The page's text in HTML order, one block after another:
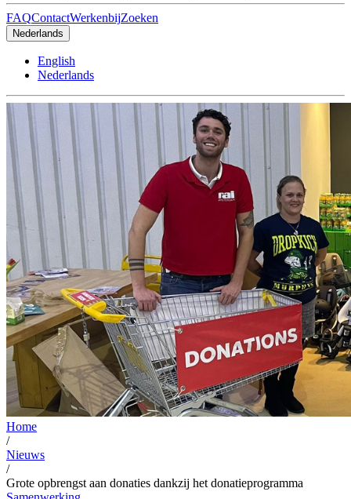
FAQContactWerkenbijZoeken
Nederlands
English
Nederlands
Home
/
Nieuws
/
Grote opbrengst aan donaties dankzij het donatieprogramma